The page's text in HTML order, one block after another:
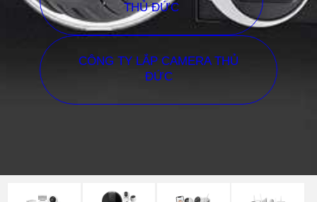
THỦ ĐỨC
CÔNG TY LẮP CAMERA THỦ
ĐỨC